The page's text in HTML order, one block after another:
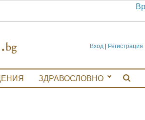
Вход | Регистрация
ЗДРАВОСЛОВНО